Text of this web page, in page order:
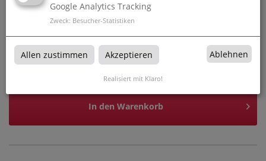
Datenupload (min. 0 / max. 10)
In den Warenkorb
Google Analytics Tracking
Zweck: Besucher-Statistiken
Allen zustimmen Akzeptieren Ablehnen
Realisiert mit Klaro!